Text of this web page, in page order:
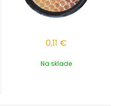
0,11 €
Na sklade